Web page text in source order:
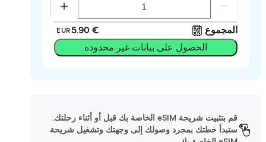
المجموع EUR
الحصول على بيانات غير محدودة
قم بتثبيت شريحة eSIM الخاصة بك قبل أو أثناء رحلتك.
ستبدأ خطتك بمجرد وصولك إلى وجهتك وتشغيل شريحة